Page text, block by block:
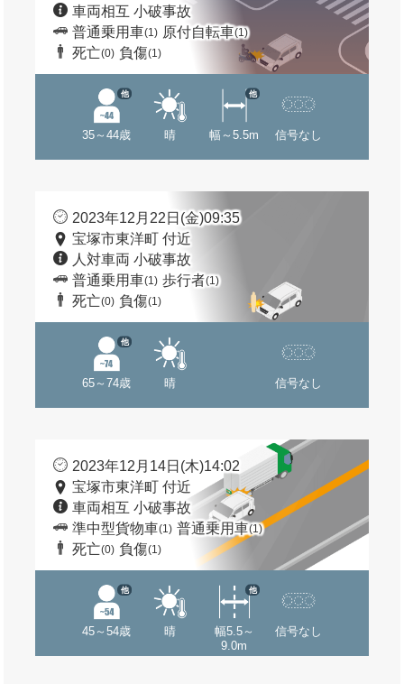
車両相互 小破事故
普通乗用車(1) 原付自転車(1)
死亡(0) 負傷(1)
35～44歳
他
晴 幅～5.5m
他
信号なし
2023年12月22日(金)09:35
宝塚市東洋町 付近
人対車両 小破事故
普通乗用車(1) 歩行者(1)
死亡(0) 負傷(1)
65～74歳
他
晴 信号なし
2023年12月14日(木)14:02
宝塚市東洋町 付近
車両相互 小破事故
準中型貨物車(1) 普通乗用車(1)
死亡(0) 負傷(1)
45～54歳
他
晴
幅5.5～
9.0m
他
信号なし